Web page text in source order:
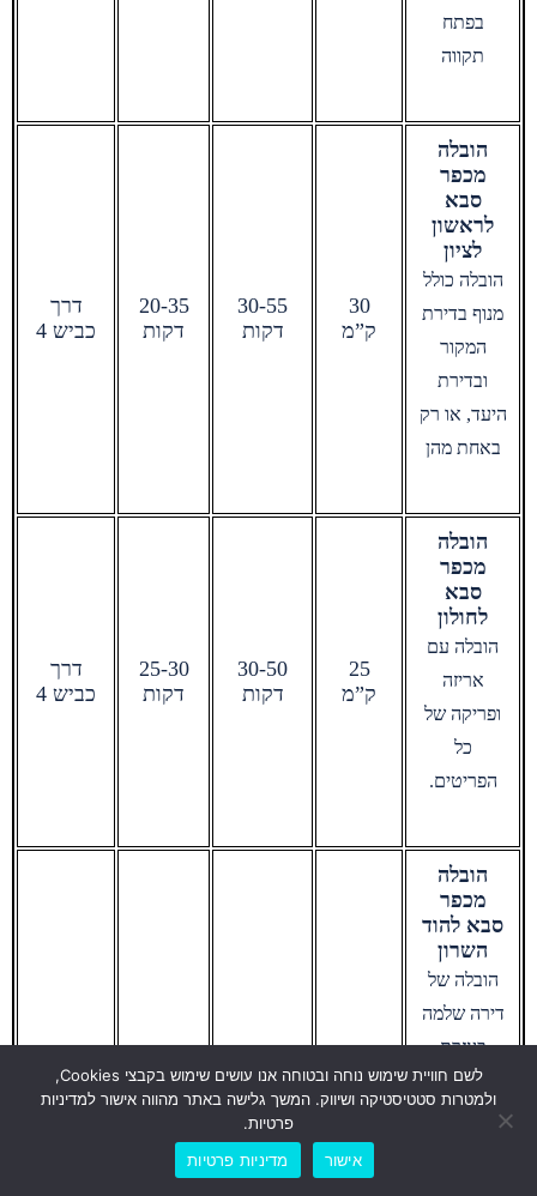
בפתח
תקווה
הובלה
מכפר
סבא
לראשון
לציון
הובלה כולל
מנוף בדירת
המקור
ובדירת
היעד, או רק
באחת מהן
30
ק”מ
30-55
דקות
20-35
דקות
דרך
כביש 4
הובלה
מכפר
סבא
לחולון
הובלה עם
אריזה
ופריקה של
כל
הפריטים.
25
ק”מ
30-50
דקות
25-30
דקות
דרך
כביש 4
הובלה
מכפר
סבא להוד
השרון
הובלה של
דירה שלמה
בעזרת
משאית או
רבע
שעה עד
25 דקות
10-15
דרך
כביש
לייעוץ והצעת מחיר אונליין
לשם חוויית שימוש נוחה ובטוחה אנו עושים שימוש בקבצי Cookies,
ולמטרות סטטיסטיקה ושיווק. המשך גלישה באתר מהווה אישור למדיניות
פרטיות.
אישור
מדיניות פרטיות